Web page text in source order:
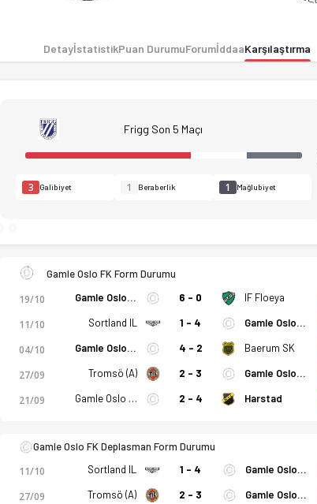
durumu ve iddaa oranları Ofsayt'ta. (26.10.2025)
DetayİstatistikPuan DurumuForumİddaaKarşılaştırma
Frigg Son 5 Maçı
3 Galibiyet 1 Beraberlik 1 Mağlubiyet
Gamle Oslo FK Form Durumu
19/10 Gamle Oslo FK 6 - 0 IF Floeya
11/10 Sortland IL 1 - 4 Gamle Oslo FK
04/10 Gamle Oslo FK 4 - 2 Baerum SK
27/09 Tromsö (A) 2 - 3 Gamle Oslo FK
21/09 Gamle Oslo FK 2 - 4 Harstad
Gamle Oslo FK Deplasman Form Durumu
11/10 Sortland IL 1 - 4 Gamle Oslo FK
27/09 Tromsö (A) 2 - 3 Gamle Oslo FK